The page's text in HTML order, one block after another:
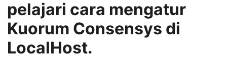
pelajari cara mengatur
Kuorum Consensys di
LocalHost.